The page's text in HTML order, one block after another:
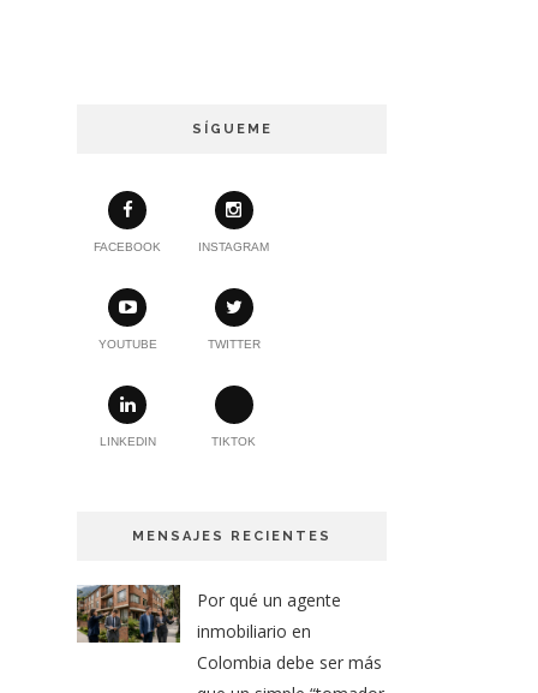
SÍGUEME
FACEBOOK INSTAGRAM
YOUTUBE TWITTER
LINKEDIN TIKTOK
MENSAJES RECIENTES
Por qué un agente
inmobiliario en
Colombia debe ser más